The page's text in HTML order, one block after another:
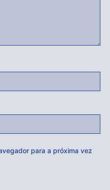
para a próxima vez